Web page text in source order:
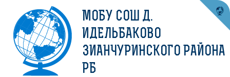
МОБУ СОШ Д.
ИДЕЛЬБАКОВО
ЗИАНЧУРИНСКОГО РАЙОНА
РБ